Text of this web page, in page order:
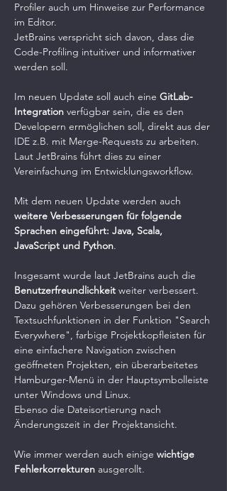
Profiler auch um Hinweise zur Performance
im Editor.
JetBrains verspricht sich davon, dass die
Code-Profiling intuitiver und informativer
werden soll.
Im neuen Update soll auch eine GitLab-
Integration verfügbar sein, die es den
Developern ermöglichen soll, direkt aus der
IDE z.B. mit Merge-Requests zu arbeiten.
Laut JetBrains führt dies zu einer
Vereinfachung im Entwicklungsworkflow.
Mit dem neuen Update werden auch
weitere Verbesserungen für folgende
Sprachen eingeführt: Java, Scala,
JavaScript und Python.
Insgesamt wurde laut JetBrains auch die
Benutzerfreundlichkeit weiter verbessert.
Dazu gehören Verbesserungen bei den
Textsuchfunktionen in der Funktion "Search
Everywhere", farbige Projektkopfleisten für
eine einfachere Navigation zwischen
geöffneten Projekten, ein überarbeitetes
Hamburger-Menü in der Hauptsymbolleiste
unter Windows und Linux.
Ebenso die Dateisortierung nach
Änderungszeit in der Projektansicht.
Wie immer werden auch einige wichtige
Fehlerkorrekturen ausgerollt.